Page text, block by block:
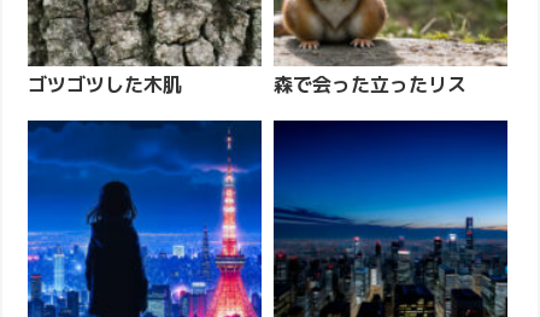
ゴツゴツした木肌 森で会った立ったリス